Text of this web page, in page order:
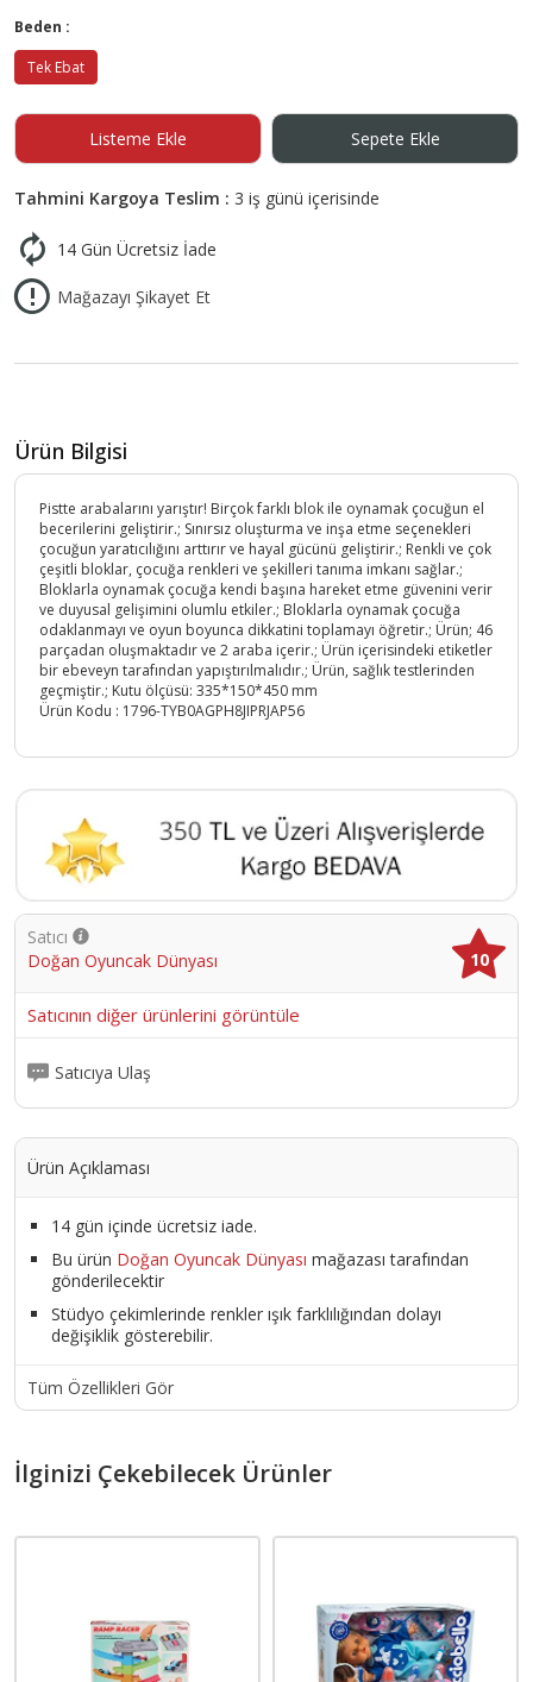
Beden :
Tek Ebat
Listeme Ekle Sepete Ekle
Tahmini Kargoya Teslim : 3 iş günü içerisinde
14 Gün Ücretsiz İade
Mağazayı Şikayet Et
Ürün Bilgisi
Pistte arabalarını yarıştır! Birçok farklı blok ile oynamak çocuğun el
becerilerini geliştirir.; Sınırsız oluşturma ve inşa etme seçenekleri
çocuğun yaratıcılığını arttırır ve hayal gücünü geliştirir.; Renkli ve çok
çeşitli bloklar, çocuğa renkleri ve şekilleri tanıma imkanı sağlar.;
Bloklarla oynamak çocuğa kendi başına hareket etme güvenini verir
ve duyusal gelişimini olumlu etkiler.; Bloklarla oynamak çocuğa
odaklanmayı ve oyun boyunca dikkatini toplamayı öğretir.; Ürün; 46
parçadan oluşmaktadır ve 2 araba içerir.; Ürün içerisindeki etiketler
bir ebeveyn tarafından yapıştırılmalıdır.; Ürün, sağlık testlerinden
geçmiştir.; Kutu ölçüsü: 335*150*450 mm
Ürün Kodu : 1796-TYB0AGPH8JIPRJAP56
Satıcı
Doğan Oyuncak Dünyası
10
Satıcının diğer ürünlerini görüntüle
Satıcıya Ulaş
Ürün Açıklaması
14 gün içinde ücretsiz iade.
Bu ürün Doğan Oyuncak Dünyası mağazası tarafından
gönderilecektir
Stüdyo çekimlerinde renkler ışık farklılığından dolayı
değişiklik gösterebilir.
Tüm Özellikleri Gör
İlginizi Çekebilecek Ürünler